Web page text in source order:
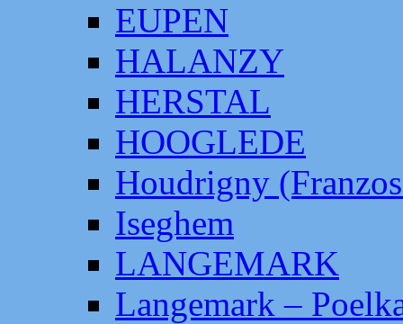
EUPEN
HALANZY
HERSTAL
HOOGLEDE
Houdrigny
Iseghem
LANGEMARK
Langemark –